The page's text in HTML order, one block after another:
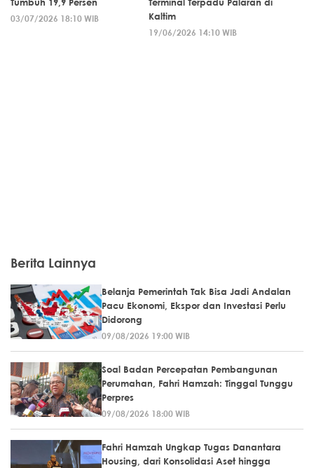
Tumbuh 19,9 Persen
03/07/2026 18:10 WIB
Terminal Terpadu Palaran di
Kaltim
19/06/2026 14:10 WIB
Berita Lainnya
Belanja Pemerintah Tak Bisa Jadi Andalan
Pacu Ekonomi, Ekspor dan Investasi Perlu
Didorong
09/08/2026 19:00 WIB
Soal Badan Percepatan Pembangunan
Perumahan, Fahri Hamzah: Tinggal Tunggu
Perpres
09/08/2026 18:00 WIB
Fahri Hamzah Ungkap Tugas Danantara
Housing, dari Konsolidasi Aset hingga